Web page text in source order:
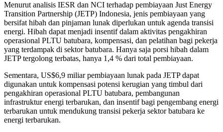
Menurut analisis IESR dan NCI terhadap pembiayaan Just Energy
Transition Partnership (JETP) Indonesia, jenis pembiayaan yang
bersifat hibah dan pinjaman lunak diperlukan untuk agenda transisi
energi. Hibah dapat menjadi insentif dalam aktivitas pengakhiran
operasional PLTU batubara, kompensasi, dan pelatihan bagi pekerja
yang terdampak di sektor batubara. Hanya saja porsi hibah dalam
JETP tergolong terbatas, hanya 1,4 % dari total pembiayaan.
Sementara, US$6,9 miliar pembiayaan lunak pada JETP dapat
digunakan untuk kompensasi potensi kerugian yang timbul dari
pengakhiran operasional PLTU batubara, pembangunan
infrastruktur energi terbarukan, dan insentif bagi pengembang energi
terbarukan untuk mendukung transisi pekerja sektor batubara ke
energi terbarukan.